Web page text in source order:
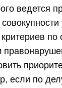
ведется
по
если по